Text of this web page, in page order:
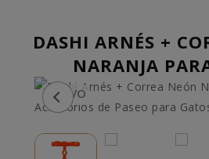
DASHI ARNÉS +
NARANJA
NUEVO